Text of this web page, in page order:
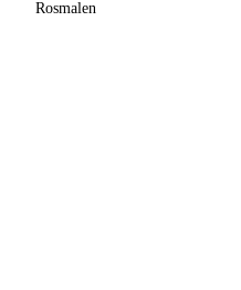
Rosmalen